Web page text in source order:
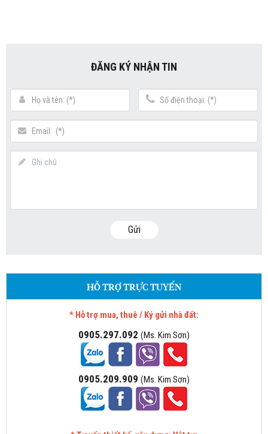
ĐĂNG KÝ NHẬN TIN
Gửi
HỖ TRỢ TRỰC TUYẾN
* Hỗ trợ mua, thuê / Ký gửi nhà đất:
0905.297.092 (Ms. Kim Sơn)
0905.209.909 (Ms. Kim Sơn)